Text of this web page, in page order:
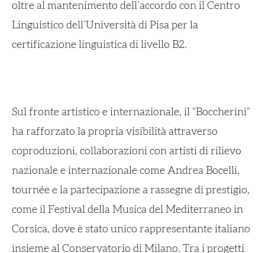
oltre al mantenimento dell’accordo con il Centro
Linguistico dell’Università di Pisa per la
certificazione linguistica di livello B2.
Sul fronte artistico e internazionale, il “Boccherini”
ha rafforzato la propria visibilità attraverso
coproduzioni, collaborazioni con artisti di rilievo
nazionale e internazionale come Andrea Bocelli,
tournée e la partecipazione a rassegne di prestigio,
come il Festival della Musica del Mediterraneo in
Corsica, dove è stato unico rappresentante italiano
insieme al Conservatorio di Milano. Tra i progetti